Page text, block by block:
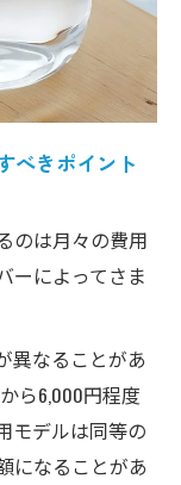
オススメ
場合にオス
ーターサー
理想の選び方
す理想の形
せたウォータ
べきポイント
のは月々の費用
ーによってさま
異なることがあ
ら6,000円程度
モデルは同等の
になることがあ